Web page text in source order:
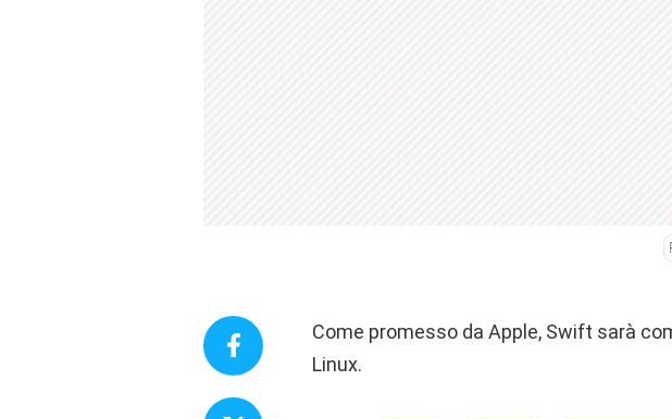
Come promesso da Apple, Swift sarà
Linux.